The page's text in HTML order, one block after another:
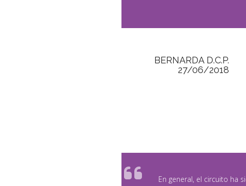
BERNARDA D.C.P.
27/06/2018
En general, el circuito ha